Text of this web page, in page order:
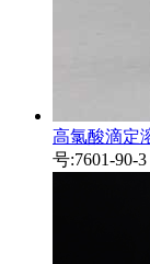
高氯酸滴定
号:7601-90-3